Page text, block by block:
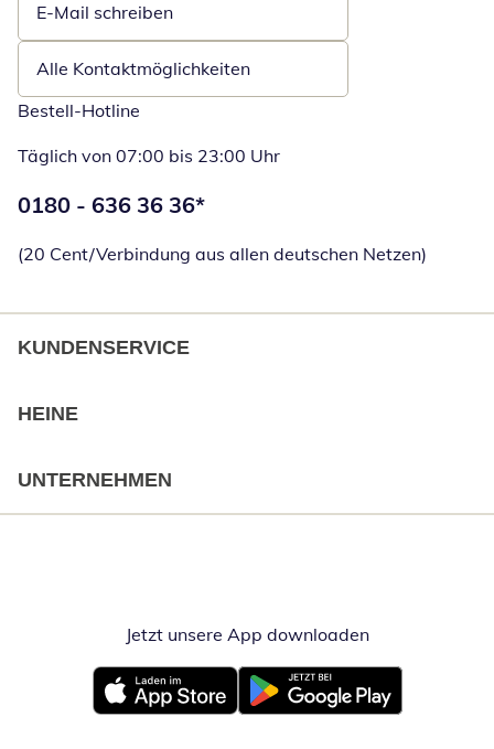
E-Mail schreiben
Öffnet E-Mail-Client
Alle Kontaktmöglichkeiten
Bestell-Hotline
Täglich von 07:00 bis 23:00 Uhr
Telefonnummer:
0180 - 636 36 36*
(20 Cent/Verbindung aus allen deutschen Netzen)
KUNDENSERVICE
HEINE
UNTERNEHMEN
Jetzt unsere App downloadenÖffnet in
Öffnet in neuem FensterÖffnet in neuem Fenster